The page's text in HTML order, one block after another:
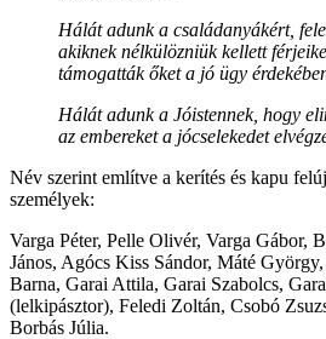
Hálát adunk a családanyákért,
akiknek nélkülözniük kellett
támogatták őket a jó ügy
Hálát adunk a Jóistennek, hogy
az embereket a jócselekedet
Név szerint említve a kerítés és kapu
személyek:
Varga Péter, Pelle Olivér, Varga Gábor,
János, Agócs Kiss Sándor, Máté
Barna, Garai Attila, Garai Szabolcs,
(lelkipásztor), Feledi Zoltán, Csobó
Borbás Júlia.